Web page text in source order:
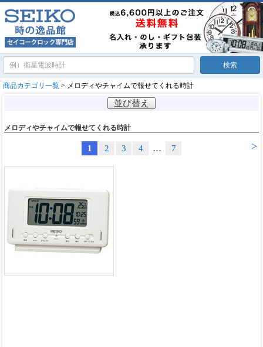
商品カテゴリ一覧 > メロディやチャイムで報せてくれる時計
並び替え
メロディやチャイムで報せてくれる時計
>
1 2 3 4 … 7